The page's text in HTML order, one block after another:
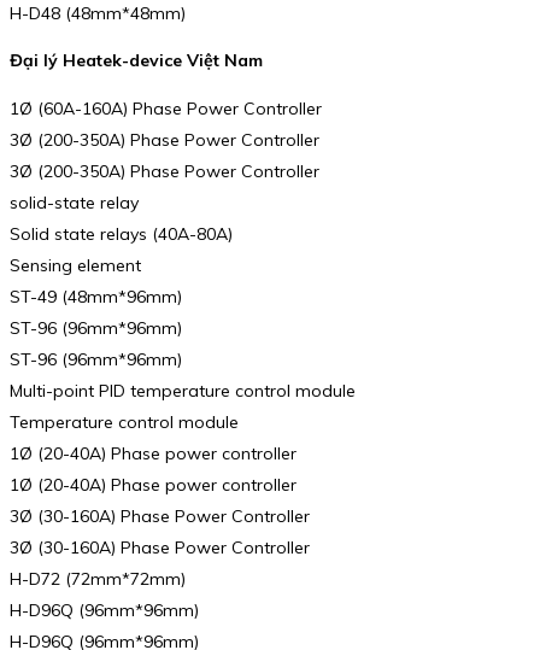
H-D48 (48mm*48mm)
Đại lý Heatek-device Việt Nam
1Ø (60A-160A) Phase Power Controller
3Ø (200-350A) Phase Power Controller
3Ø (200-350A) Phase Power Controller
solid-state relay
Solid state relays (40A-80A)
Sensing element
ST-49 (48mm*96mm)
ST-96 (96mm*96mm)
ST-96 (96mm*96mm)
Multi-point PID temperature control module
Temperature control module
1Ø (20-40A) Phase power controller
1Ø (20-40A) Phase power controller
3Ø (30-160A) Phase Power Controller
3Ø (30-160A) Phase Power Controller
H-D72 (72mm*72mm)
H-D96Q (96mm*96mm)
H-D96Q (96mm*96mm)